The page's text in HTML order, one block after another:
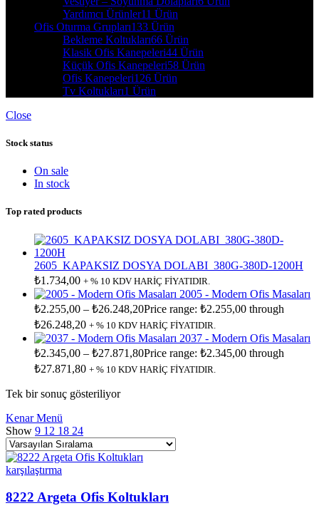
Yardımcı Ürünler11 Ürün
Ofis Oturma Grupları133 Ürün
Bekleme Koltukları66 Ürün
Klasik Ofis Kanepeleri44 Ürün
Küçük Ofis Kanepeleri58 Ürün
Ofis Kanepeleri126 Ürün
Tv Koltukları1 Ürün
Close
Stock status
On sale
In stock
Top rated products
2605_KAPAKSIZ DOSYA DOLABI_380G-380D-1200H
₺1.734,00 + % 10 KDV HARİÇ FİYATIDIR.
2005 - Modern Ofis Masaları
₺2.255,00 – ₺26.248,20Price range: ₺2.255,00 through
₺26.248,20 + % 10 KDV HARİÇ FİYATIDIR.
2037 - Modern Ofis Masaları
₺2.345,00 – ₺27.871,80Price range: ₺2.345,00 through
₺27.871,80 + % 10 KDV HARİÇ FİYATIDIR.
Tek bir sonuç gösteriliyor
Kenar Menü
Show 9 12 18 24
karşılaştırma
8222 Argeta Ofis Koltukları